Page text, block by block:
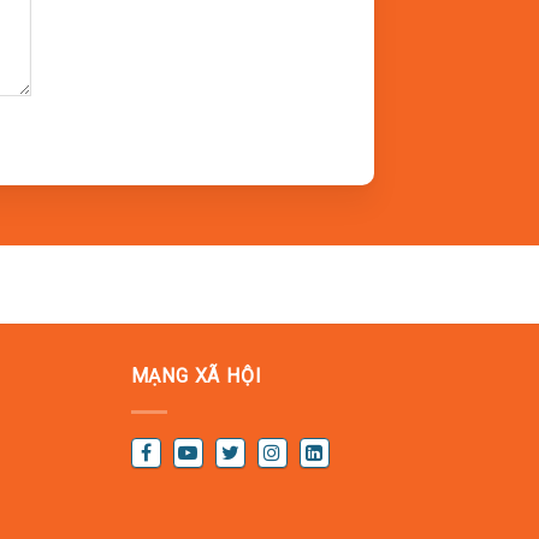
vinh danh và khen thưởng, cùng các trò
MẠNG XÃ HỘI